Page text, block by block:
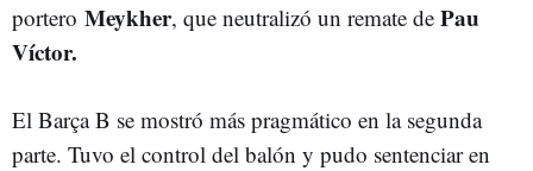
portero Meykher, que neutralizó un remate de Pau
Víctor.
El Barça B se mostró más pragmático en la segunda
parte. Tuvo el control del balón y pudo sentenciar en